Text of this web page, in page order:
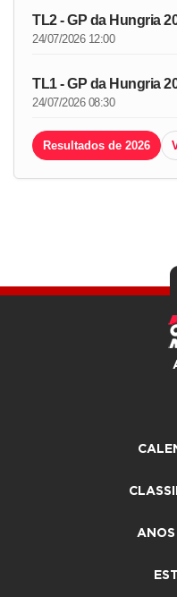
TL2 - GP da Hungria
24/07/2026 12:00
TL1 - GP da Hungria
24/07/2026 08:30
Resultados de 2026